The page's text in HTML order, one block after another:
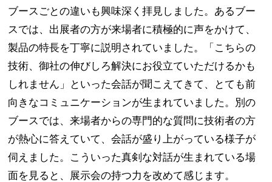
ブースごとの違いも興味深く拝見しました。あるブー
スでは、出展者の方が来場者に積極的に声をかけて、
製品の特長を丁寧に説明されていました。「こちらの
技術、御社の伸びしろ解決にお役立ていただけるかも
しれません」といった会話が聞こえてきて、とても前
向きなコミュニケーションが生まれていました。別の
ブースでは、来場者からの専門的な質問に技術者の方
が熱心に答えていて、会話が盛り上がっている様子が
伺えました。こういった真剣な対話が生まれている場
面を見ると、展示会の持つ力を改めて感じます。